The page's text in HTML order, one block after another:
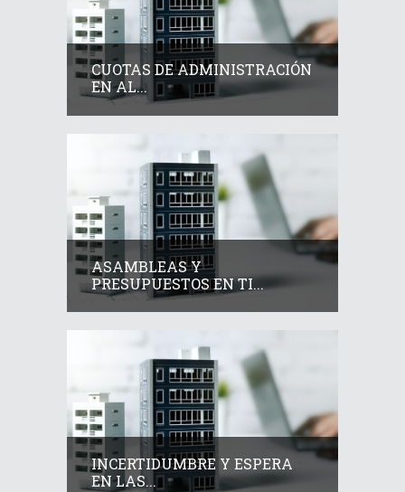
CUOTAS DE ADMINISTRACIÓN
EN AL...
ASAMBLEAS Y
PRESUPUESTOS EN TI...
INCERTIDUMBRE Y ESPERA
EN LAS...